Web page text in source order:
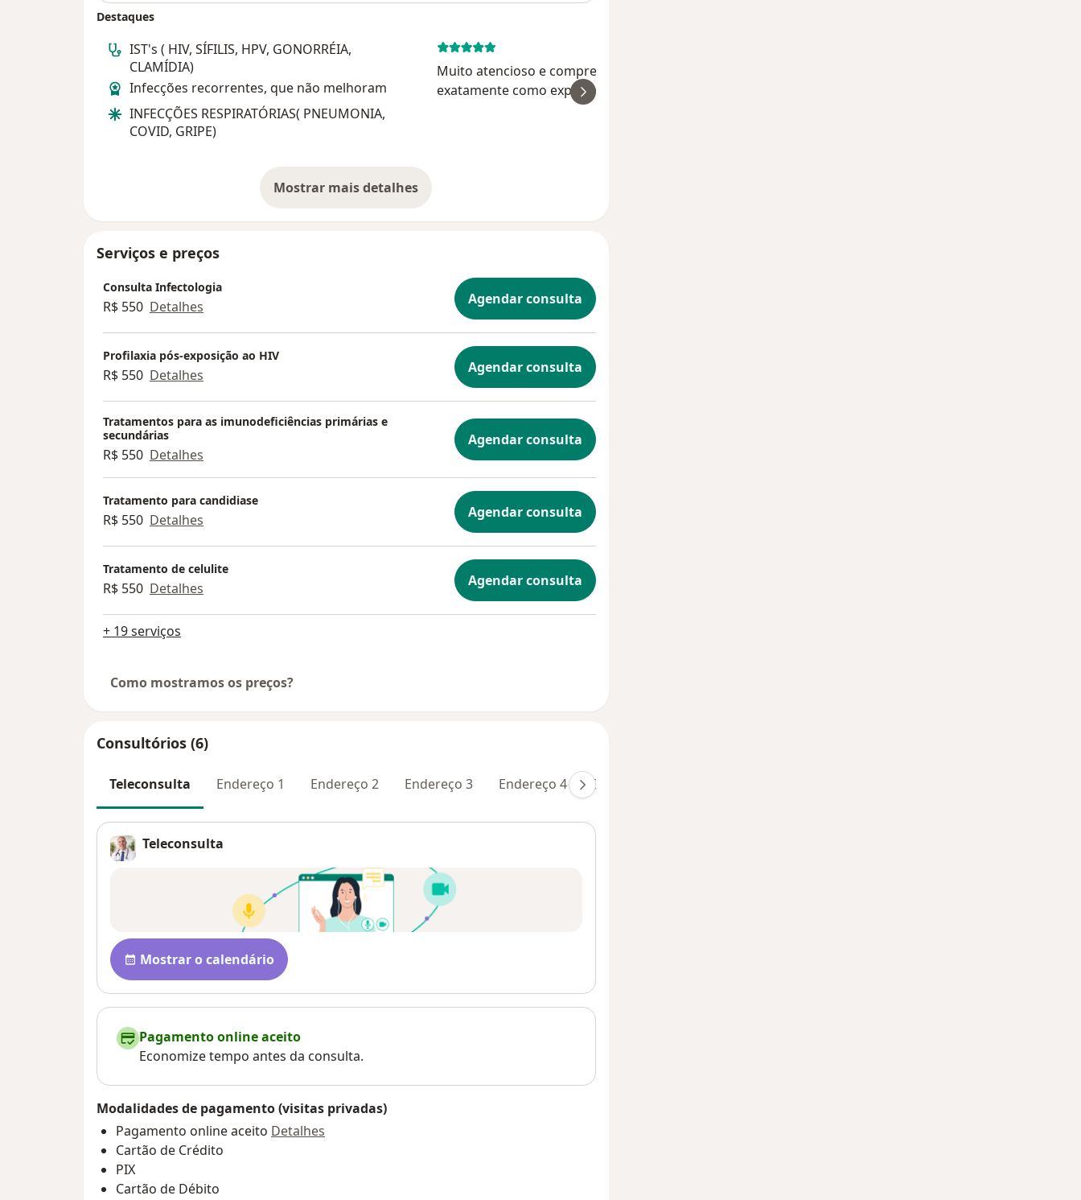
Destaques
IST's ( HIV, SÍFILIS, HPV, GONORRÉIA,
CLAMÍDIA)
Infecções recorrentes, que não melhoram
INFECÇÕES RESPIRATÓRIAS( PNEUMONIA,
COVID, GRIPE)
Muito atencioso e compreende a queixa
exatamente como expliquei. Perfeito
atendimento. A consulta é longa, o médico colhe
Mostrar mais detalhes
sobre a experiência
Serviços e preços
Consulta Infectologia
R$ 550 Detalhes Agendar consulta
Profilaxia pós-exposição ao HIV
R$ 550 Detalhes Agendar consulta
Tratamentos para as imunodeficiências primárias e
secundárias
R$ 550 Detalhes
Agendar consulta
Tratamento para candidiase
R$ 550 Detalhes Agendar consulta
Tratamento de celulite
R$ 550 Detalhes Agendar consulta
+ 19 serviços
Como mostramos os preços?
Consultórios (6)
Teleconsulta Endereço 1 Endereço 2 Endereço 3 Endereço 4 Endereço 5
Teleconsulta
Disponibilidade
Mostrar o calendário
Pagamento online aceito
Economize tempo antes da consulta.
Modalidades de pagamento (visitas privadas)
Pagamento online aceito Detalhes
Cartão de Crédito
PIX
Cartão de Débito